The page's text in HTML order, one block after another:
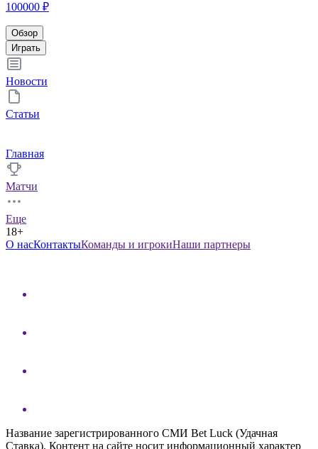
100000 ₽
Обзор
Играть
Новости
Статьи
Главная
Матчи
Еще
18+
О насКонтактыКоманды и игрокиНаши партнеры
Название зарегистрированного СМИ Bet Luck (Удачная
Ставка). Контент на сайте носит информационный характер